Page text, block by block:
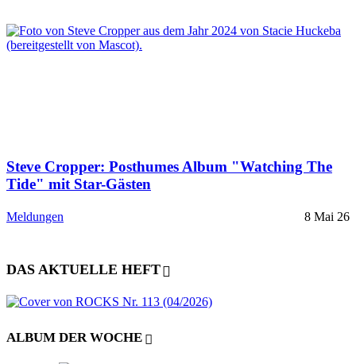
Steve Cropper: Posthumes Album "Watching The
Tide" mit Star-Gästen
Meldungen 8 Mai 26
DAS AKTUELLE HEFT
ALBUM DER WOCHE